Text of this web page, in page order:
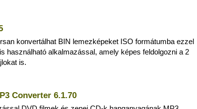
konvertálhat BIN lemezképeket ISO formátumba ezzel
használható alkalmazással, amely képes feldolgozni a 2
is.
Converter 6.1.70